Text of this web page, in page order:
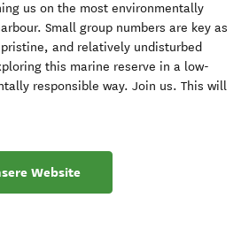
us on the most environmentally
Small group numbers are key as
and relatively undisturbed
this marine reserve in a low-
responsible way. Join us. This will
Website